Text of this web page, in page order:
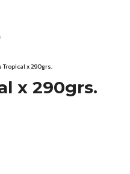
Tropical x 290grs.
x 290grs.